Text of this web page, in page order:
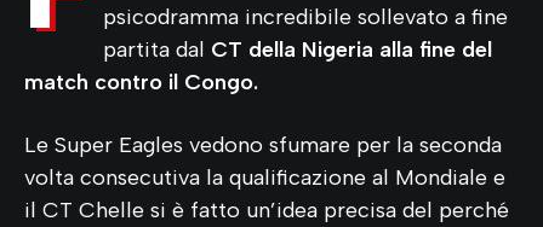
psicodramma incredibile sollevato a fine
partita dal CT della Nigeria alla fine del
match contro il Congo.
Le Super Eagles vedono sfumare per la seconda
volta consecutiva la qualificazione al Mondiale e
il CT Chelle si è fatto un’idea precisa del perché